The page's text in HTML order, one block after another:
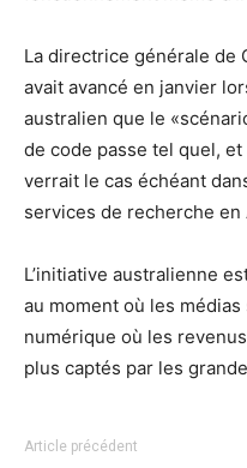
La directrice générale de
avait avancé en janvier
australien que le
de code passe tel quel,
verrait le cas échéant
services de recherche en
L’initiative australienne
au moment où les
numérique où les
plus captés par les
Article précédent